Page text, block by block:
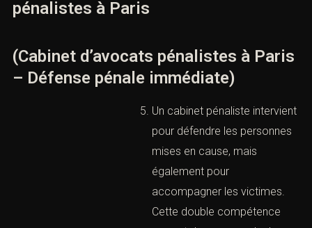
l’information de la personne
soupçonnée sur ses droits,
immédiate obéit à un cadre
strict prévu par le Code de
procédure pénale.
(Légifrance)